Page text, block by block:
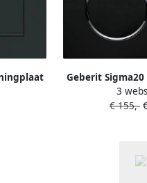
mat
Geberit
2-toets
voor toilet
3
€ 155,-